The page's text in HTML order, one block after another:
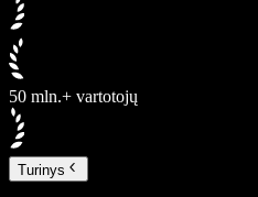
50 mln.+ vartotojų
Turinys